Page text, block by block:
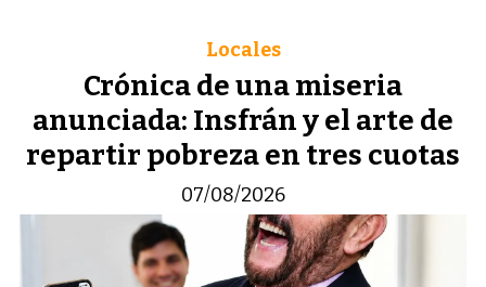
Crónica de una miseria
anunciada: Insfrán y el arte de
repartir pobreza en tres cuotas
Locales
07/08/2026